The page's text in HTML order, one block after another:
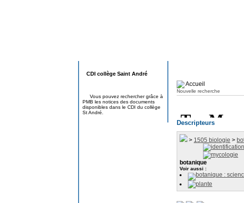
Accueil
Nouvelle recherche
Descripteurs
> 1505 biologie >
mycologie
botanique
Voir aussi :
botanique :
plante
CDI collège Saint André
Vous pouvez rechercher grâce à
PMB les notices des documents
disponibles dans le CDI du collège
St André.